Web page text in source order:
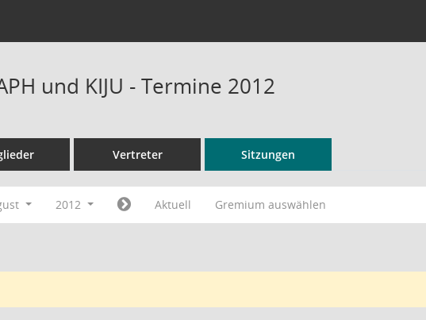
und KIJU - Termine 2012
Vertreter Sitzungen
2012 Aktuell Gremium auswählen